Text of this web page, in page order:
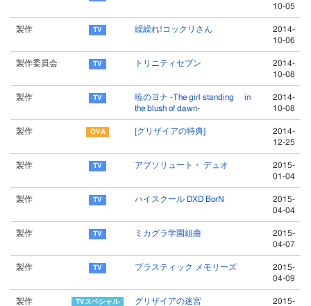
10-05
製作 繰繰れ!コックリさん
2014-
10-06
製作委員会 トリニティセブン
2014-
10-08
製作
暁のヨナ -The girl standing in
the blush of dawn-
2014-
10-08
製作 [グリザイアの特典]
2014-
12-25
製作 アブソリュート・ デュオ
2015-
01-04
製作 ハイスクール DXD BorN
2015-
04-04
製作 ミカグラ学園組曲
2015-
04-07
製作 プラスティック メモリーズ
2015-
04-09
製作 グリザイアの迷宮 2015-